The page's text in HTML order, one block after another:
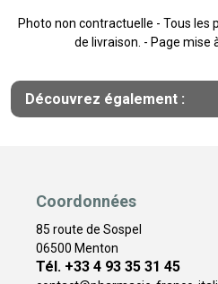
Photo non contractuelle - Tous les
de livraison. - Page mise
Découvrez également :
Coordonnées
85 route de Sospel
06500 Menton
Tél. +33 4 93 35 31 45